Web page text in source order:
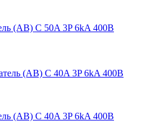
(АВ) C 50A 3P 6kA 400В
(АВ) C 40A 3P 6kA 400В